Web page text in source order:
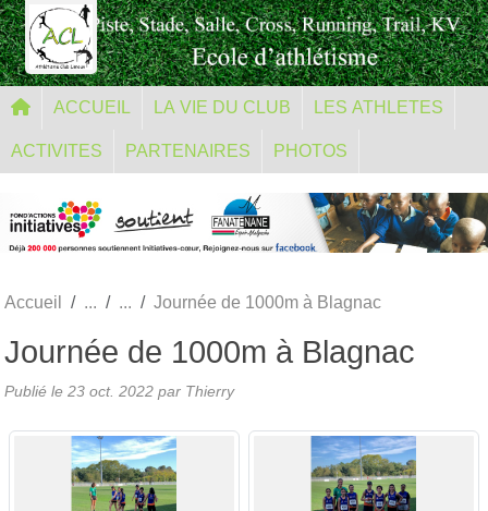
ACCUEIL LA VIE DU CLUB LES ATHLETES
ACTIVITES PARTENAIRES PHOTOS
Accueil Journée de 1000m à Blagnac
Journée de 1000m à Blagnac
Publié le 23 oct. 2022 par Thierry
Panneau de gestion des cookies